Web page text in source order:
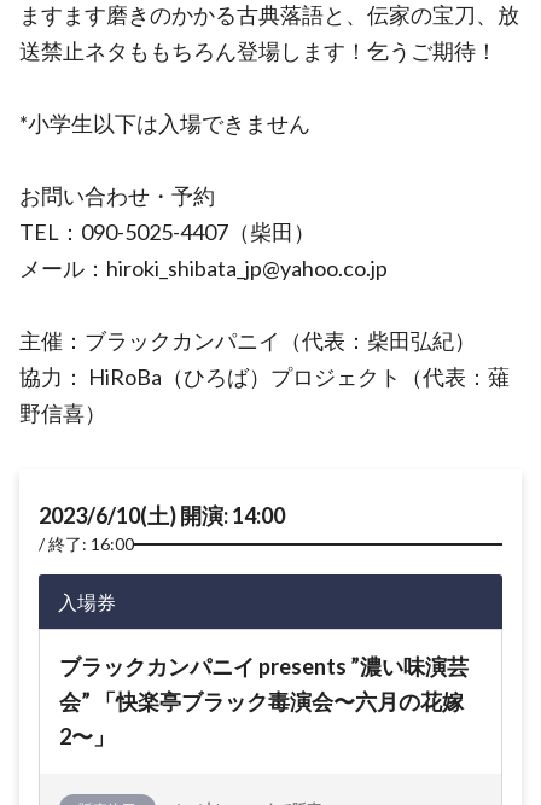
ますます磨きのかかる古典落語と、伝家の宝刀、放
送禁止ネタももちろん登場します！乞うご期待！
*小学生以下は入場できません
お問い合わせ・予約
TEL：090-5025-4407（柴田）
メール：hiroki_shibata_jp@yahoo.co.jp
主催：ブラックカンパニイ（代表：柴田弘紀）
協力： HiRoBa（ひろば）プロジェクト（代表：薙
野信喜）
2023/6/10(土) 開演: 14:00
終了: 16:00
入場券
ブラックカンパニイ presents ”濃い味演芸
会” 「快楽亭ブラック毒演会〜六月の花嫁
2〜」